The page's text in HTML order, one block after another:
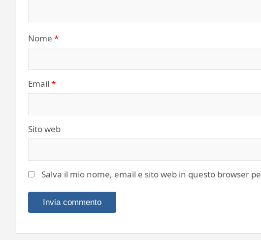
Nome *
Email *
Sito web
Salva il mio nome, email e sito web in questo browser